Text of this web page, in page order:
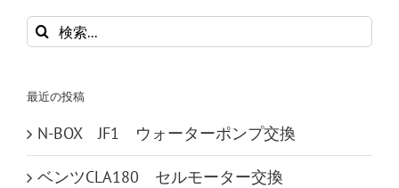
検
索
最近の投稿
N-BOX JF1 ウォーターポンプ交換
ベンツCLA180 セルモーター交換